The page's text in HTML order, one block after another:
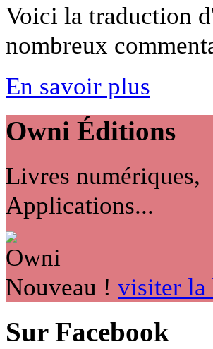
Voici la traduction
nombreux
En savoir plus
Owni Éditions
Livres numériques,
Applications...
Nouveau ! visiter la
Sur Facebook